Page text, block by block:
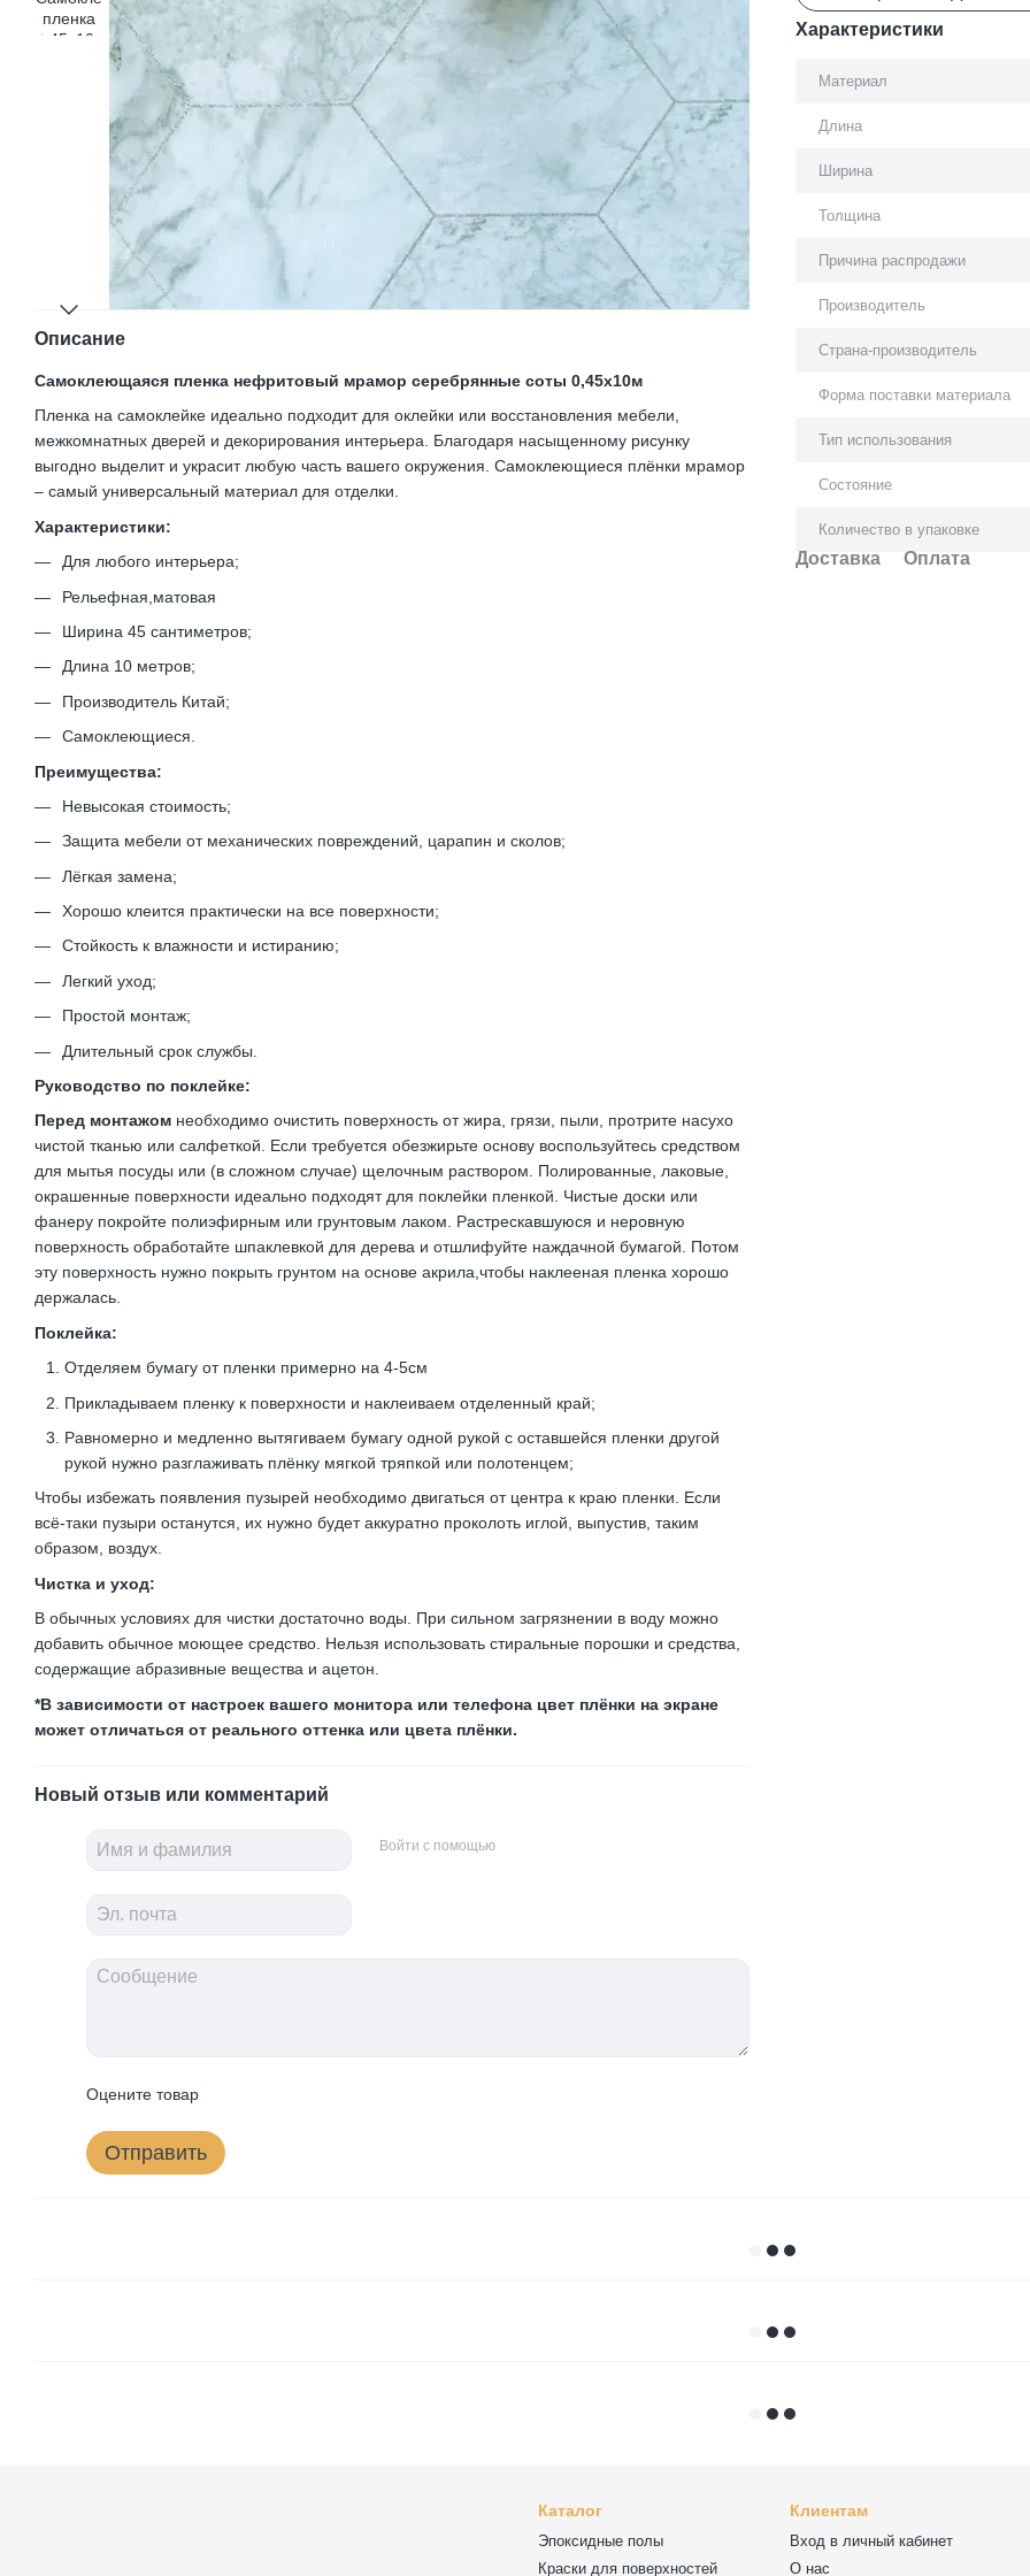
Описание
Самоклеющаяся пленка нефритовый мрамор серебрянные соты 0,45х10м
Пленка на самоклейке идеально подходит для оклейки или восстановления мебели,
межкомнатных дверей и декорирования интерьера. Благодаря насыщенному рисунку
выгодно выделит и украсит любую часть вашего окружения. Самоклеющиеся плёнки мрамор
– самый универсальный материал для отделки.
Характеристики:
Для любого интерьера;
Рельефная,матовая
Ширина 45 сантиметров;
Длина 10 метров;
Производитель Китай;
Самоклеющиеся.
Преимущества:
Невысокая стоимость;
Защита мебели от механических повреждений, царапин и сколов;
Лёгкая замена;
Хорошо клеится практически на все поверхности;
Стойкость к влажности и истиранию;
Легкий уход;
Простой монтаж;
Длительный срок службы.
Руководство по поклейке:
Перед монтажом необходимо очистить поверхность от жира, грязи, пыли, протрите насухо
чистой тканью или салфеткой. Если требуется обезжирьте основу воспользуйтесь средством
для мытья посуды или (в сложном случае) щелочным раствором. Полированные, лаковые,
окрашенные поверхности идеально подходят для поклейки пленкой. Чистые доски или
фанеру покройте полиэфирным или грунтовым лаком. Растрескавшуюся и неровную
поверхность обработайте шпаклевкой для дерева и отшлифуйте наждачной бумагой. Потом
эту поверхность нужно покрыть грунтом на основе акрила,чтобы наклееная пленка хорошо
держалась.
Поклейка:
Отделяем бумагу от пленки примерно на 4-5см
Прикладываем пленку к поверхности и наклеиваем отделенный край;
Равномерно и медленно вытягиваем бумагу одной рукой с оставшейся пленки другой
рукой нужно разглаживать плёнку мягкой тряпкой или полотенцем;
Чтобы избежать появления пузырей необходимо двигаться от центра к краю пленки. Если
всё-таки пузыри останутся, их нужно будет аккуратно проколоть иглой, выпустив, таким
образом, воздух.
Чистка и уход:
В обычных условиях для чистки достаточно воды. При сильном загрязнении в воду можно
добавить обычное моющее средство. Нельзя использовать стиральные порошки и средства,
содержащие абразивные вещества и ацетон.
*В зависимости от настроек вашего монитора или телефона цвет плёнки на экране
может отличаться от реального оттенка или цвета плёнки.
Новый отзыв или комментарий
Войти с помощью
Оцените товар
Отправить
Характеристики
Материал
Длина
Ширина
Толщина
Причина распродажи
Производитель
Страна-производитель
Форма поставки материала
Тип использования
Состояние
Количество в упаковке
Доставка Оплата
Каталог
Эпоксидные полы
Краски для поверхностей
Клиентам
Вход в личный кабинет
О нас